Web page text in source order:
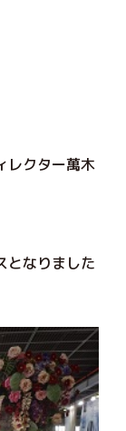
レクター萬木
となりました